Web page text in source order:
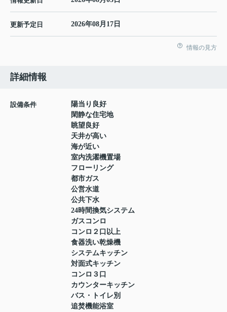
更新予定日 2026年08月17日
情報の見方
詳細情報
設備条件
陽当り良好
閑静な住宅地
眺望良好
天井が高い
海が近い
室内洗濯機置場
フローリング
都市ガス
公営水道
公共下水
24時間換気システム
ガスコンロ
コンロ２口以上
食器洗い乾燥機
システムキッチン
対面式キッチン
コンロ３口
カウンターキッチン
バス・トイレ別
追焚機能浴室